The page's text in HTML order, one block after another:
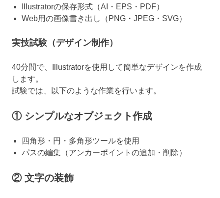
Illustratorの保存形式（AI・EPS・PDF）
Web用の画像書き出し（PNG・JPEG・SVG）
実技試験（デザイン制作）
40分間で、Illustratorを使用して簡単なデザインを作成
します。
試験では、以下のような作業を行います。
① シンプルなオブジェクト作成
四角形・円・多角形ツールを使用
パスの編集（アンカーポイントの追加・削除）
② 文字の装飾